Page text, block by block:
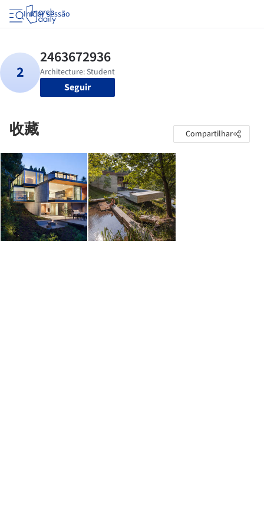
Iniciar sessão
Seguir
收藏 Compartilhar